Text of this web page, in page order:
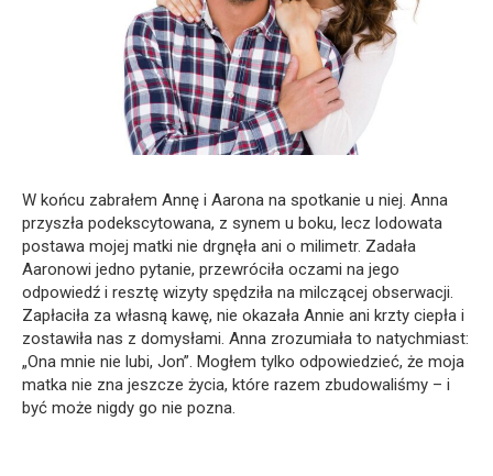
W końcu zabrałem Annę i Aarona na spotkanie u niej. Anna
przyszła podekscytowana, z synem u boku, lecz lodowata
postawa mojej matki nie drgnęła ani o milimetr. Zadała
Aaronowi jedno pytanie, przewróciła oczami na jego
odpowiedź i resztę wizyty spędziła na milczącej obserwacji.
Zapłaciła za własną kawę, nie okazała Annie ani krzty ciepła i
zostawiła nas z domysłami. Anna zrozumiała to natychmiast:
„Ona mnie nie lubi, Jon”. Mogłem tylko odpowiedzieć, że moja
matka nie zna jeszcze życia, które razem zbudowaliśmy – i
być może nigdy go nie pozna.